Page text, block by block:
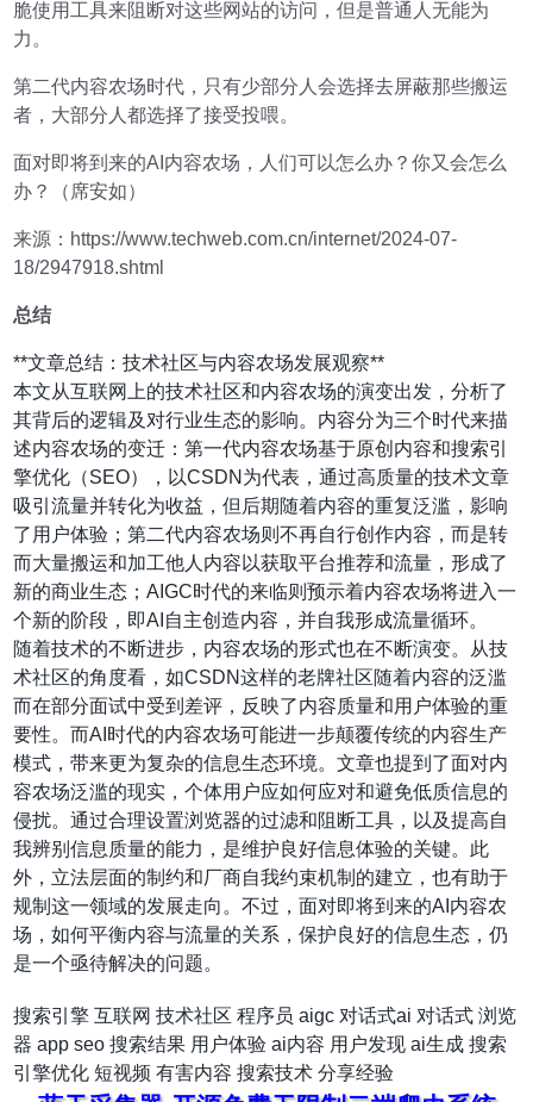
脆使用工具来阻断对这些网站的访问，但是普通人无能为
力。
第二代内容农场时代，只有少部分人会选择去屏蔽那些搬运
者，大部分人都选择了接受投喂。
面对即将到来的AI内容农场，人们可以怎么办？你又会怎么
办？（席安如）
来源：https://www.techweb.com.cn/internet/2024-07-
18/2947918.shtml
总结
**文章总结：技术社区与内容农场发展观察**
本文从互联网上的技术社区和内容农场的演变出发，分析了
其背后的逻辑及对行业生态的影响。内容分为三个时代来描
述内容农场的变迁：第一代内容农场基于原创内容和搜索引
擎优化（SEO），以CSDN为代表，通过高质量的技术文章
吸引流量并转化为收益，但后期随着内容的重复泛滥，影响
了用户体验；第二代内容农场则不再自行创作内容，而是转
而大量搬运和加工他人内容以获取平台推荐和流量，形成了
新的商业生态；AIGC时代的来临则预示着内容农场将进入一
个新的阶段，即AI自主创造内容，并自我形成流量循环。
随着技术的不断进步，内容农场的形式也在不断演变。从技
术社区的角度看，如CSDN这样的老牌社区随着内容的泛滥
而在部分面试中受到差评，反映了内容质量和用户体验的重
要性。而AI时代的内容农场可能进一步颠覆传统的内容生产
模式，带来更为复杂的信息生态环境。文章也提到了面对内
容农场泛滥的现实，个体用户应如何应对和避免低质信息的
侵扰。通过合理设置浏览器的过滤和阻断工具，以及提高自
我辨别信息质量的能力，是维护良好信息体验的关键。此
外，立法层面的制约和厂商自我约束机制的建立，也有助于
规制这一领域的发展走向。不过，面对即将到来的AI内容农
场，如何平衡内容与流量的关系，保护良好的信息生态，仍
是一个亟待解决的问题。
搜索引擎 互联网 技术社区 程序员 aigc 对话式ai 对话式 浏览
器 app seo 搜索结果 用户体验 ai内容 用户发现 ai生成 搜索
引擎优化 短视频 有害内容 搜索技术 分享经验